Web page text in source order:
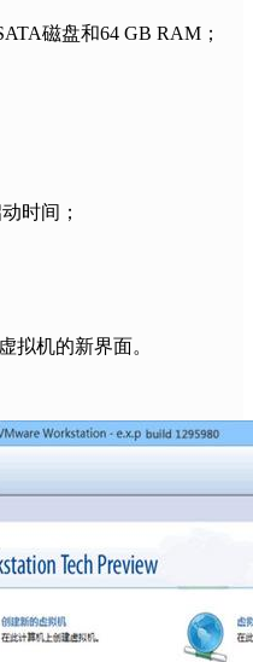
磁盘和64 GB RAM；
时间；
拟机的新界面。